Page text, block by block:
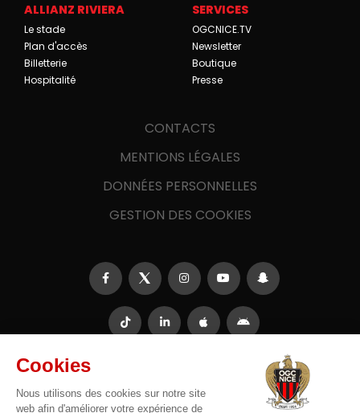
ALLIANZ RIVIERA
Le stade
Plan d'accès
Billetterie
Hospitalité
SERVICES
OGCNICE.TV
Newsletter
Boutique
Presse
CONTACTS
MENTIONS LÉGALES
DONNÉES PERSONNELLES
GESTION DES COOKIES